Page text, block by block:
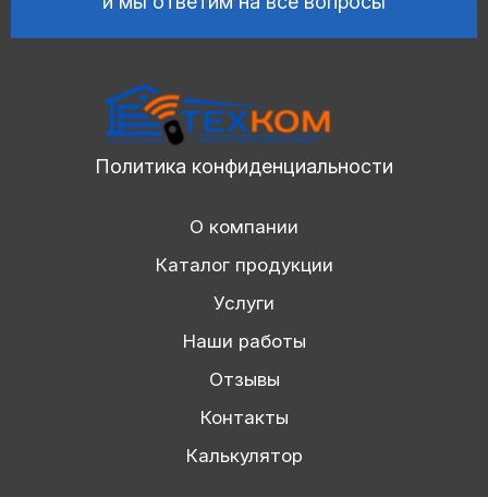
Политика конфиденциальности
О компании
Каталог продукции
Услуги
Наши работы
Отзывы
Контакты
Калькулятор